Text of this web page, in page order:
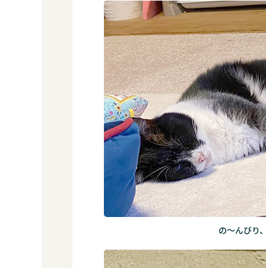
い
ち
に
ち
2
こ
ん
な
ね
こ
で
す
3
タキ
ちゃ
ん
にい
こ
の～んびり